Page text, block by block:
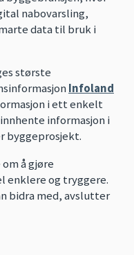
nabovarsling,
data til bruk i
største
Infoland
i ett enkelt
informasjon i
byggeprosjekt.
å gjøre
enklere og tryggere.
bidra med, avslutter